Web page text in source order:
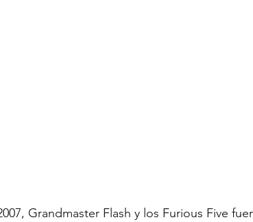
Grandmaster Flash y los Furious Five